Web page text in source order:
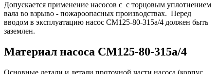
Допускается применение насосов с с торцовым уплотнением
вала во взрыво - пожароопасных производствах. Перед
вводом в эксплуатацию насос СМ125-80-315а/4 должен быть
заземлен.
Материал насоса СМ125-80-315а/4